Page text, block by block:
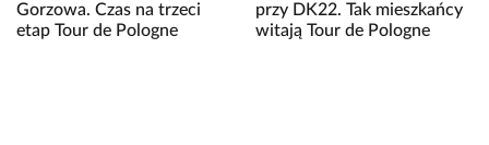
Gorzowa. Czas na trzeci
etap Tour de Pologne
przy DK22. Tak mieszkańcy
witają Tour de Pologne